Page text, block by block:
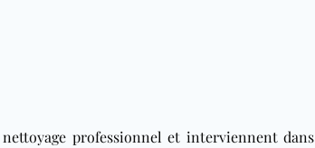
professionnel et interviennent dans